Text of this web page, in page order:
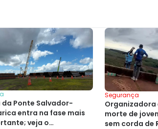
da Ponte Salvador-
entra na fase mais
veja o
Segurança
morte de
sem corda de